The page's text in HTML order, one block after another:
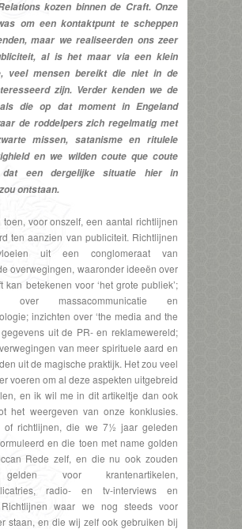
kozen binnen de Craft. Onze
om een kontaktpunt te scheppen
maar we realiseerden ons zeer
al is het maar via een klein
veel mensen bereikt die niet in de
zijn. Verder kenden we de
die op dat moment in Engeland
de roddelpers zich regelmatig met
missen, satanisme en ritulele
en we wilden coute que coute
dat een dergelijke situatie hier in
ontstaan.
toen, voor onszelf, een aantal richtlijnen
ten aanzien van publiciteit. Richtlijnen
uit een conglomeraat van
overwegingen, waaronder ideeën over
kan betekenen voor ‘het grote publiek’;
massacommunicatie en
inzichten over ‘the media and the
uit de PR- en reklamewereld;
van meer spirituele aard en
uit de magische praktijk. Het zou veel
voeren om al deze aspekten uitgebreid
en ik wil me in dit artikeltje dan ook
het weergeven van onze konklusies.
of richtlijnen, die we 7½ jaar geleden
en die toen met name golden
Rede zelf, en die nu ook zouden
voor krantenartikelen,
radio- en tv-interviews en
waar we nog steeds voor
staan, en die wij zelf ook gebruiken bij